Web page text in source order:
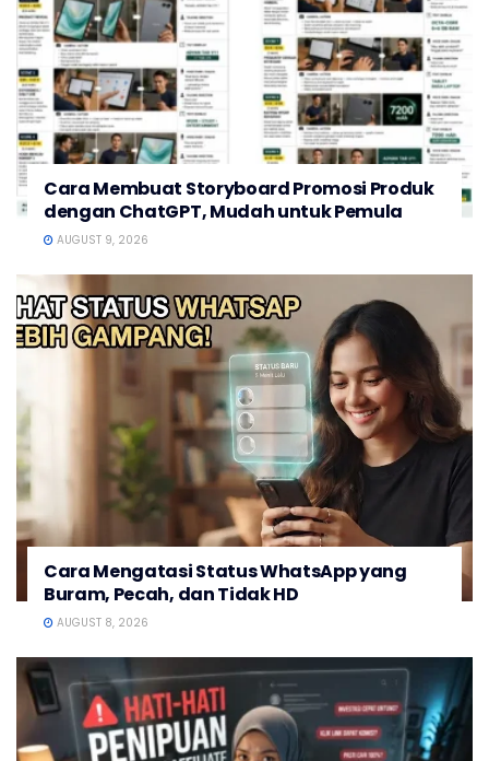
Cara Membuat Storyboard Promosi Produk
dengan ChatGPT, Mudah untuk Pemula
AUGUST 9, 2026
Cara Mengatasi Status WhatsApp yang
Buram, Pecah, dan Tidak HD
AUGUST 8, 2026